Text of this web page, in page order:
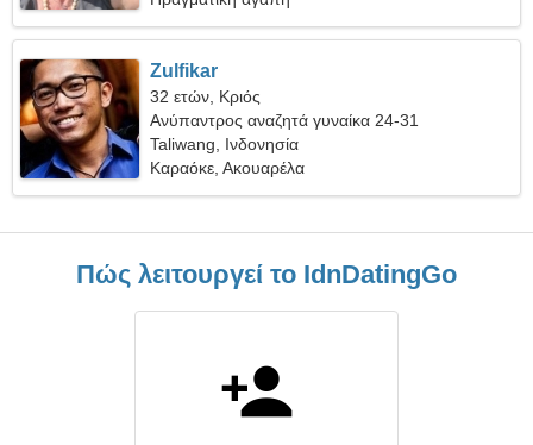
Zulfikar
32 ετών, Κριός
Ανύπαντρος αναζητά γυναίκα 24-31
Taliwang, Ινδονησία
Καραόκε, Ακουαρέλα
Πώς λειτουργεί το IdnDatingGo